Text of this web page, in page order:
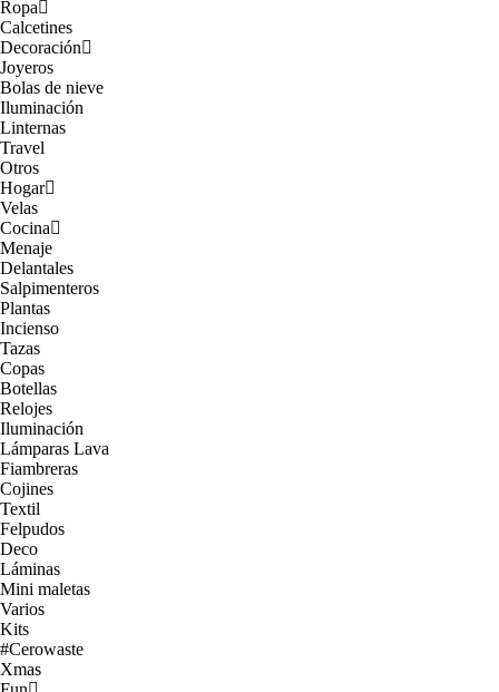
Ropa
Calcetines
Decoración
Joyeros
Bolas de nieve
Iluminación
Linternas
Travel
Otros
Hogar
Velas
Cocina
Menaje
Delantales
Salpimenteros
Plantas
Incienso
Tazas
Copas
Botellas
Relojes
Iluminación
Lámparas Lava
Fiambreras
Cojines
Textil
Felpudos
Deco
Láminas
Mini maletas
Varios
Kits
#Cerowaste
Xmas